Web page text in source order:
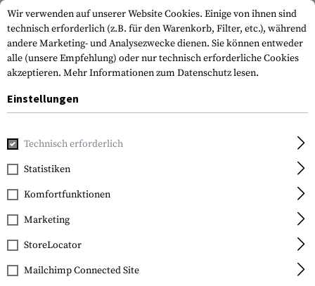
Home Tactical Gear Level 3
IMI Defense
Level 3 Retention
Holster for Glock 17
Wir verwenden auf unserer Website Cookies. Einige von ihnen sind
technisch erforderlich (z.B. für den Warenkorb, Filter, etc.), während
andere Marketing- und Analysezwecke dienen. Sie können entweder
alle (unsere Empfehlung) oder nur technisch erforderliche Cookies
akzeptieren. Mehr Informationen zum Datenschutz lesen.
Einstellungen
Technisch erforderlich
Statistiken
Komfortfunktionen
Marketing
StoreLocator
Mailchimp Connected Site